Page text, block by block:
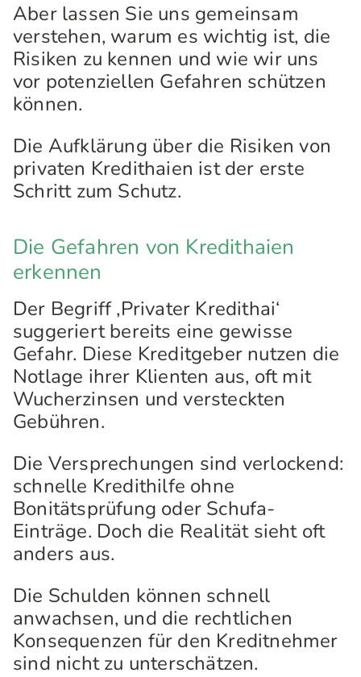
Aber lassen Sie uns gemeinsam
verstehen, warum es wichtig ist, die
Risiken zu kennen und wie wir uns
vor potenziellen Gefahren schützen
können.
Die Aufklärung über die Risiken von
privaten Kredithaien ist der erste
Schritt zum Schutz.
Die Gefahren von Kredithaien
erkennen
Der Begriff ‚Privater Kredithai‘
suggeriert bereits eine gewisse
Gefahr. Diese Kreditgeber nutzen die
Notlage ihrer Klienten aus, oft mit
Wucherzinsen und versteckten
Gebühren.
Die Versprechungen sind verlockend:
schnelle Kredithilfe ohne
Bonitätsprüfung oder Schufa-
Einträge. Doch die Realität sieht oft
anders aus.
Die Schulden können schnell
anwachsen, und die rechtlichen
Konsequenzen für den Kreditnehmer
sind nicht zu unterschätzen.